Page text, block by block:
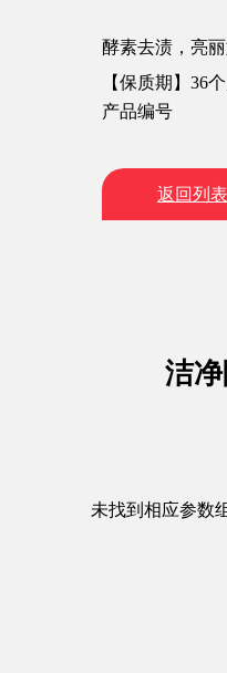
酵素去渍，亮
【保质期】36个
产品编号
返回列表
洁
未找到相应参数